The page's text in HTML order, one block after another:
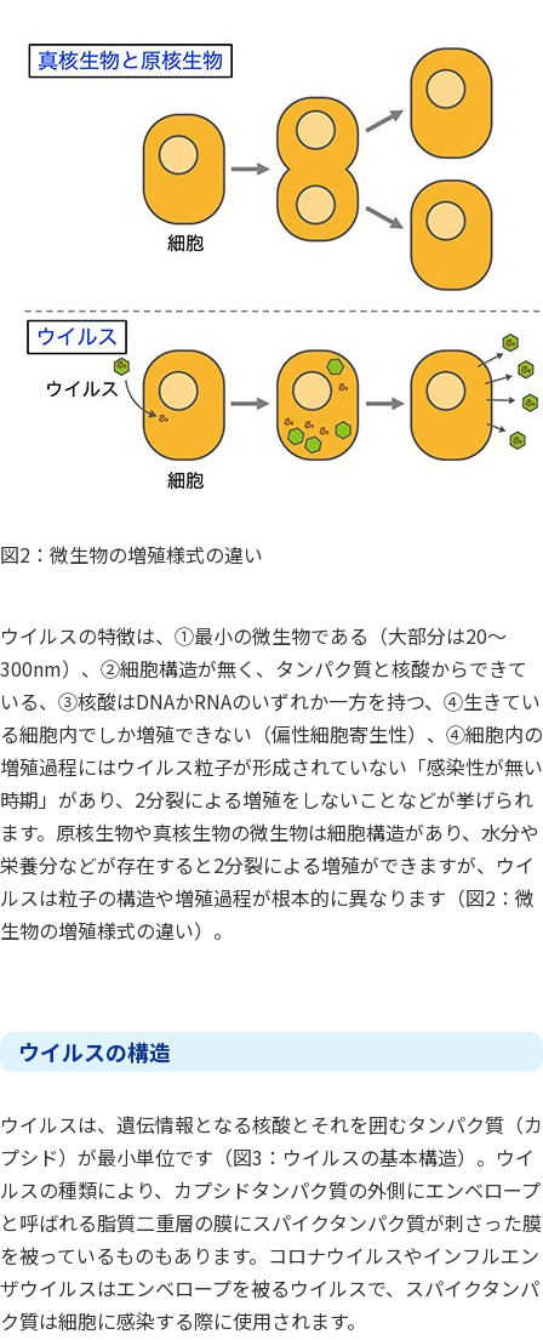
図2：微生物の増殖様式の違い
ウイルスの特徴は、①最小の微生物である（大部分は20～
300nm）、②細胞構造が無く、タンパク質と核酸からできて
いる、③核酸はDNAかRNAのいずれか一方を持つ、④生きてい
る細胞内でしか増殖できない（偏性細胞寄生性）、④細胞内の
増殖過程にはウイルス粒子が形成されていない「感染性が無い
時期」があり、2分裂による増殖をしないことなどが挙げられ
ます。原核生物や真核生物の微生物は細胞構造があり、水分や
栄養分などが存在すると2分裂による増殖ができますが、ウイ
ルスは粒子の構造や増殖過程が根本的に異なります（図2：微
生物の増殖様式の違い）。
ウイルスの構造
ウイルスは、遺伝情報となる核酸とそれを囲むタンパク質（カ
プシド）が最小単位です（図3：ウイルスの基本構造）。ウイ
ルスの種類により、カプシドタンパク質の外側にエンベロープ
と呼ばれる脂質二重層の膜にスパイクタンパク質が刺さった膜
を被っているものもあります。コロナウイルスやインフルエン
ザウイルスはエンベロープを被るウイルスで、スパイクタンパ
ク質は細胞に感染する際に使用されます。